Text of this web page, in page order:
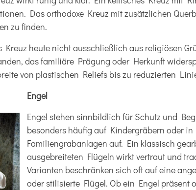
Das orthodoxe Kreuz mit zusätzlichen
zu finden.
heute nicht ausschließlich aus religiösen
das familiäre Prägung oder Herkunft
von plastischen Reliefs bis zu reduzierten
Engel
Engel stehen sinnbildlich für Schutz und
besonders häufig auf Kindergräbern oder in
Familiengrabanlagen auf. Ein klassisch
ausgebreiteten Flügeln wirkt vertraut und
Varianten beschränken sich oft auf eine
oder stilisierte Flügel. Ob ein Engel präsent